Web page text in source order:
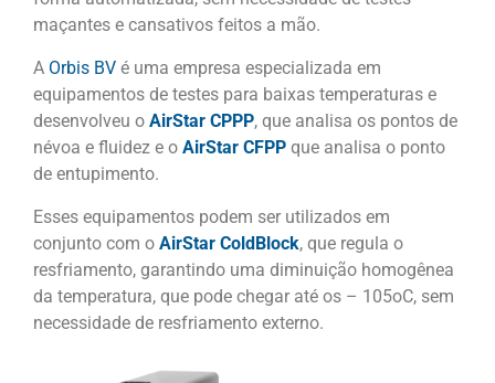
maçantes e cansativos feitos a mão.
A Orbis BV é uma empresa especializada em
equipamentos de testes para baixas temperaturas e
desenvolveu o AirStar CPPP, que analisa os pontos de
névoa e fluidez e o AirStar CFPP que analisa o ponto
de entupimento.
Esses equipamentos podem ser utilizados em
conjunto com o AirStar ColdBlock, que regula o
resfriamento, garantindo uma diminuição homogênea
da temperatura, que pode chegar até os – 105oC, sem
necessidade de resfriamento externo.